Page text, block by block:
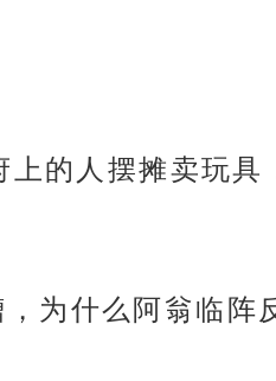
的人摆摊卖玩具
为什么阿翁临阵